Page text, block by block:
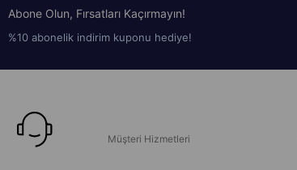
Abone Olun, Fırsatları Kaçırmayın!
%10 abonelik indirim kuponu hediye!
Müşteri Hizmetleri